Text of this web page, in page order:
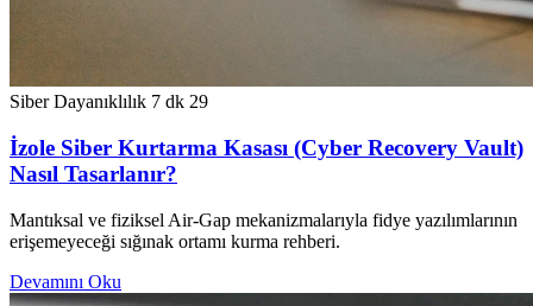
Siber Dayanıklılık 7 dk 29
İzole Siber Kurtarma Kasası (Cyber Recovery Vault)
Nasıl Tasarlanır?
Mantıksal ve fiziksel Air-Gap mekanizmalarıyla fidye yazılımlarının
erişemeyeceği sığınak ortamı kurma rehberi.
Devamını Oku